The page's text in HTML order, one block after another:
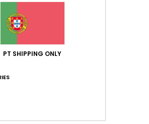
qualidade/preço
produto
qualidade/preço
PT SHIPPING ONLY